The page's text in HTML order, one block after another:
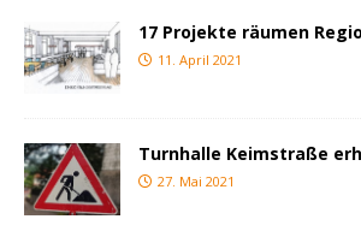
17 Projekte räumen
11. April 2021
Turnhalle Keimstraße
27. Mai 2021